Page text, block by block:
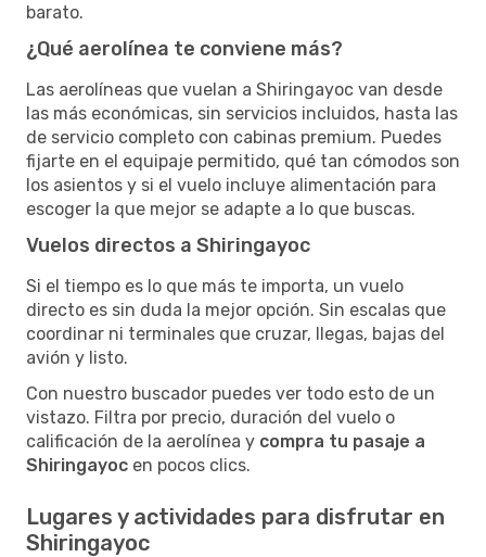
barato.
¿Qué aerolínea te conviene más?
Las aerolíneas que vuelan a Shiringayoc van desde
las más económicas, sin servicios incluidos, hasta las
de servicio completo con cabinas premium. Puedes
fijarte en el equipaje permitido, qué tan cómodos son
los asientos y si el vuelo incluye alimentación para
escoger la que mejor se adapte a lo que buscas.
Vuelos directos a Shiringayoc
Si el tiempo es lo que más te importa, un vuelo
directo es sin duda la mejor opción. Sin escalas que
coordinar ni terminales que cruzar, llegas, bajas del
avión y listo.
Con nuestro buscador puedes ver todo esto de un
vistazo. Filtra por precio, duración del vuelo o
calificación de la aerolínea y compra tu pasaje a
Shiringayoc en pocos clics.
Lugares y actividades para disfrutar en
Shiringayoc